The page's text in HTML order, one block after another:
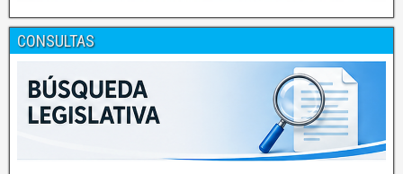
CONSULTAS